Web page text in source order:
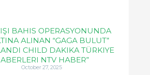
BAHIS OPERASYONUNDA
ALINAN “GAGA BULUT”
CHILD DAKIKA TÜRKIYE
NTV HABER”
October 27, 2025